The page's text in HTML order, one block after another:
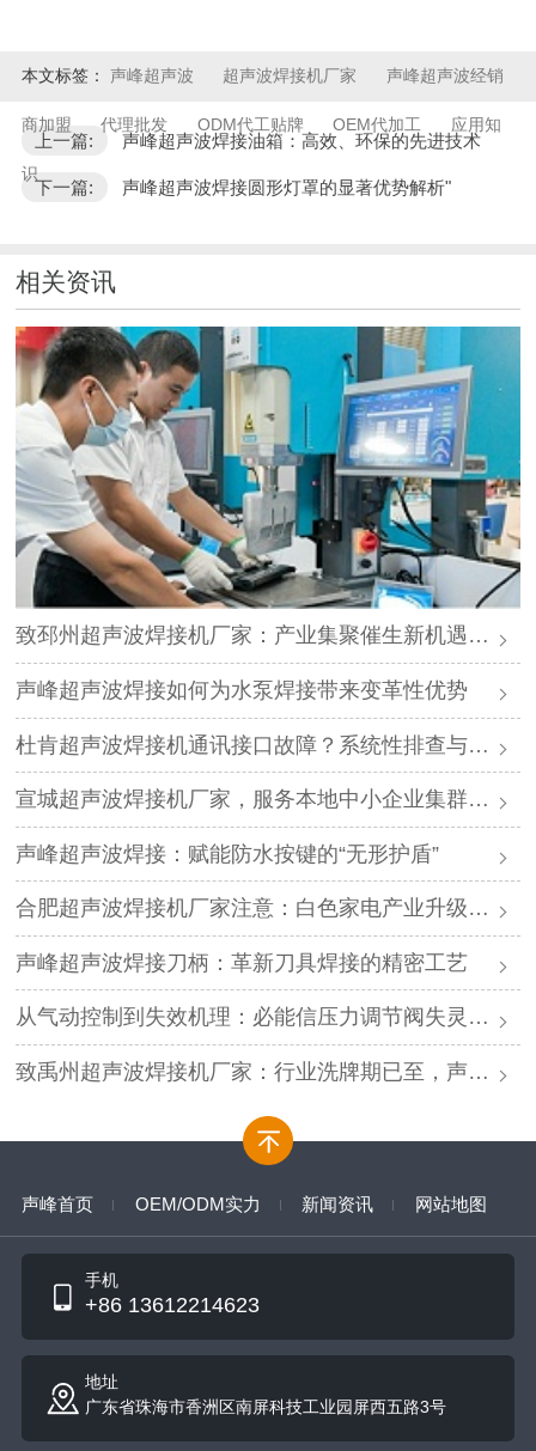
本文标签： 声峰超声波 超声波焊接机厂家 声峰超声波经销
商加盟 代理批发 ODM代工贴牌 OEM代加工 应用知
识
上一篇: 声峰超声波焊接油箱：高效、环保的先进技术
下一篇: 声峰超声波焊接圆形灯罩的显著优势解析"
相关资讯
致邳州超声波焊接机厂家：产业集聚催生新机遇，声峰源头工厂邀您抱团发展
声峰超声波焊接如何为水泵焊接带来变革性优势
杜肯超声波焊接机通讯接口故障？系统性排查与专业解决方案
宣城超声波焊接机厂家，服务本地中小企业集群，声峰ODM贴牌助您轻装上阵
声峰超声波焊接：赋能防水按键的“无形护盾”
合肥超声波焊接机厂家注意：白色家电产业升级，声峰源头工厂诚邀加盟
声峰超声波焊接刀柄：革新刀具焊接的精密工艺
从气动控制到失效机理：必能信压力调节阀失灵的深度解析与专业修复
致禹州超声波焊接机厂家：行业洗牌期已至，声峰源头工厂邀您抱团取暖
声峰首页 OEM/ODM实力 新闻资讯 网站地图
手机
+86 13612214623
地址
广东省珠海市香洲区南屏科技工业园屏西五路3号